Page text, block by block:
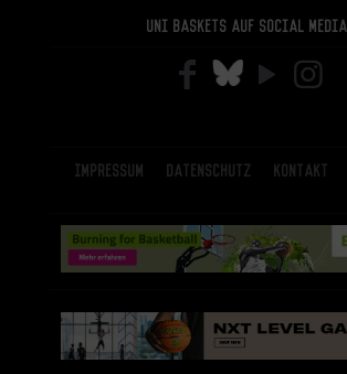
Uni Baskets auf Social Media
Impressum Datenschutz Kontakt